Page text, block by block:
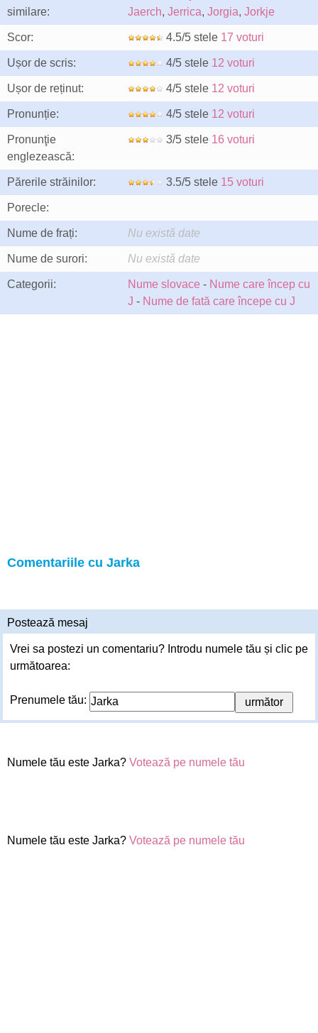
similare:
Jaerch, Jerrica, Jorgia, Jorkje
Scor: 4.5/5 stele 17 voturi
Ușor de scris: 4/5 stele 12 voturi
Ușor de reținut: 4/5 stele 12 voturi
Pronunție: 4/5 stele 12 voturi
Pronunţie
englezească:
3/5 stele 16 voturi
Părerile străinilor: 3.5/5 stele 15 voturi
Porecle:
Nume de frați: Nu există date
Nume de surori: Nu există date
Categorii: Nume slovace - Nume care încep cu
J - Nume de fată care începe cu J
Comentariile cu Jarka
Postează mesaj
Vrei sa postezi un comentariu? Introdu numele tău și clic pe
următoarea:
Prenumele tău:
Numele tău este Jarka? Votează pe numele tău
Numele tău este Jarka? Votează pe numele tău